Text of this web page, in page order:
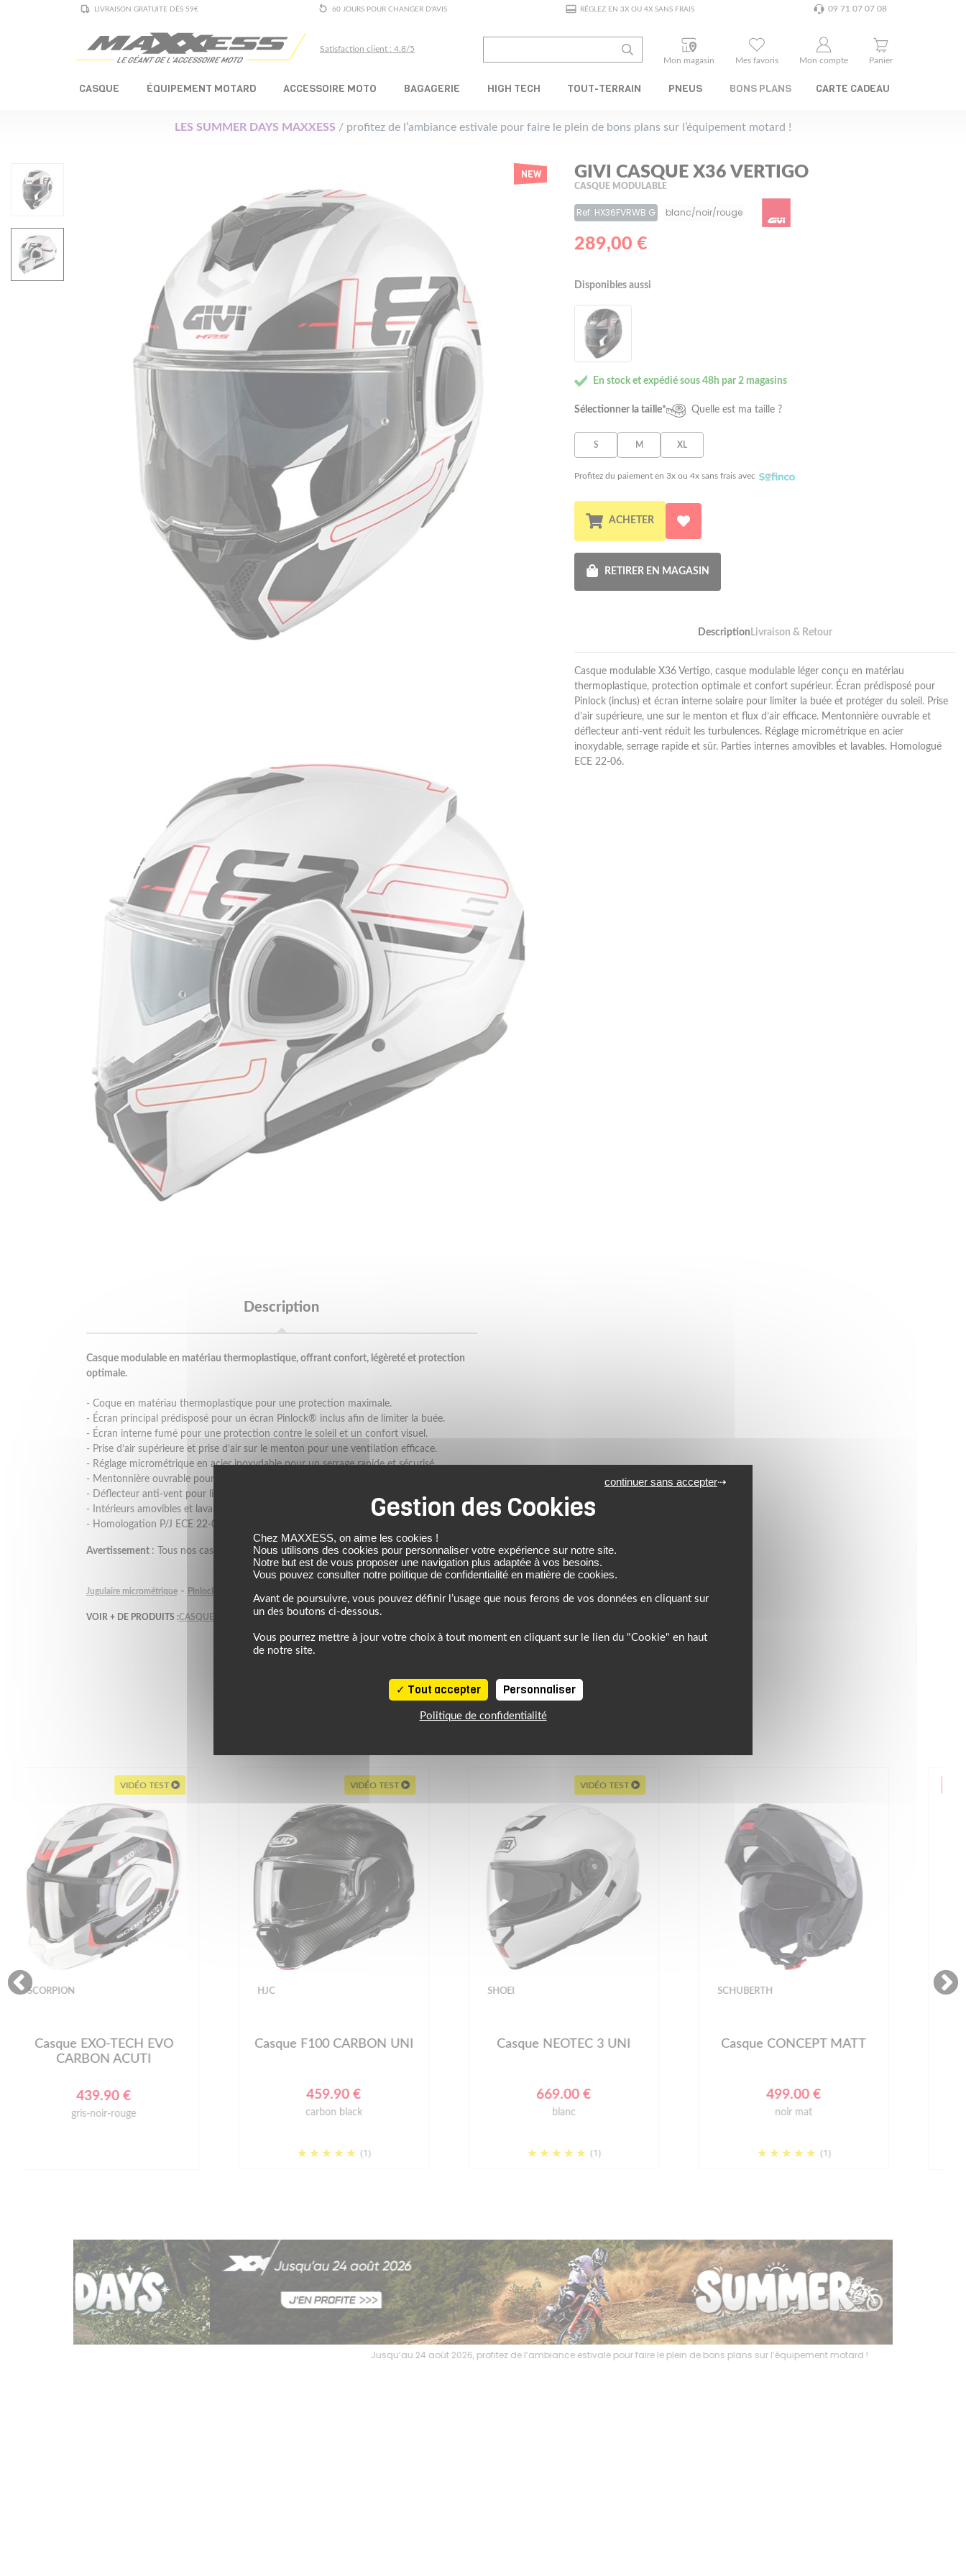
LIVRAISON GRATUITE DÈS 59€ 60 JOURS POUR CHANGER D'AVIS RÉGLEZ EN 3X OU 4X SANS FRAIS 09 71 07 07 08
Satisfaction client : 4.8/5
Mon magasin
Mes favoris Mon compte Panier
CASQUE ÉQUIPEMENT MOTARD ACCESSOIRE MOTO BAGAGERIE HIGH TECH TOUT-TERRAIN PNEUS BONS PLANS CARTE CADEAU
LES SUMMER DAYS MAXXESS / profitez de l’ambiance estivale pour faire le plein de bons plans sur l’équipement motard !
NEW
Description
Casque modulable en matériau thermoplastique, offrant confort, légèreté et protection
optimale.
- Coque en matériau thermoplastique pour une protection maximale.
- Écran principal prédisposé pour un écran Pinlock® inclus afin de limiter la buée.
- Écran interne fumé pour une protection contre le soleil et un confort visuel.
- Prise d’air supérieure et prise d’air sur le menton pour une ventilation efficace.
- Réglage micrométrique en acier inoxydable pour un serrage rapide et sécurisé.
- Mentonnière ouvrable pour une utilisation modulable.
- Déflecteur anti-vent pour limiter les turbulences et le bruit.
- Intérieurs amovibles et lavables pour un entretien facile.
- Homologation P/J ECE 22-06 pour une conformité et une sécurité garanties.
Avertissement : Tous nos casques sont livrés avec un écran incolore de série
Jugulaire micrométrique - Pinlock fourni
VOIR + DE PRODUITS :CASQUE MODULABLE GIVI GIVI
GIVI CASQUE X36 VERTIGO
CASQUE MODULABLE
Ref: HX36FVRWB G blanc/noir/rouge
289,00 €
Disponibles aussi
En stock et expédié sous 48h par 2 magasins
Sélectionner la taille* Quelle est ma taille ?
S M XL
Profitez du paiement en 3x ou 4x sans frais avec
ACHETER
RETIRER EN MAGASIN
Description Livraison & Retour
Casque modulable X36 Vertigo, casque modulable léger conçu en matériau
thermoplastique, protection optimale et confort supérieur. Écran prédisposé pour
Pinlock (inclus) et écran interne solaire pour limiter la buée et protéger du soleil. Prise
d’air supérieure, une sur le menton et flux d’air efficace. Mentonnière ouvrable et
déflecteur anti-vent réduit les turbulences. Réglage micrométrique en acier
inoxydable, serrage rapide et sûr. Parties internes amovibles et lavables. Homologué
ECE 22-06.
NOTRE SÉLECTION DE PRODUITS SIMILAIRES
À DÉCOUVRIR
VIDÉO TEST
HJC
Casque F100 CARBON UNI
459.90 €
carbon black
VIDÉO TEST
Casque NEOTEC 3 UNI
669.00 €
blanc
Casque CONCEPT MATT
499.00 €
LS2
Casque FF901 ADVANT X
439.00 €
noir mat/rouge
Jusqu’au 24 août 2026, profitez de l’ambiance estivale pour faire le plein de bons plans sur l’équipement motard !
Chez MAXXESS, on aime les cookies !
Nous utilisons des cookies pour personnaliser votre expérience sur notre site.
Notre but est de vous proposer une navigation plus adaptée à vos besoins.
Vous pouvez consulter notre politique de confidentialité en matière de cookies.
Avant de poursuivre, vous pouvez définir l’usage que nous ferons de vos données en cliquant sur
un des boutons ci-dessous.
Vous pourrez mettre à jour votre choix à tout moment en cliquant sur le lien du "Cookie" en haut
de notre site.
Tout accepter
continuer sans accepter
Personnaliser
Politique de confidentialité